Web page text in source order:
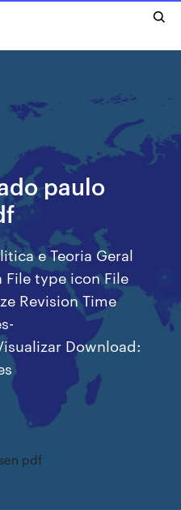
paulo
e Teoria Geral
File type icon File
Revision Time
Download:
pdf